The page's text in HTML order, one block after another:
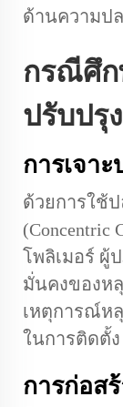
ด้านความป
กรณีศึก
ปรับปรุ
การเจา
ด้วยการใช้
(Concentric
โพลิเมอร์ ผู้
มั่นคงของห
เหตุการณ์ห
ในการติดตั้ง
การก่อส